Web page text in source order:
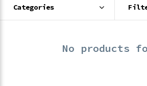
Categories
No products